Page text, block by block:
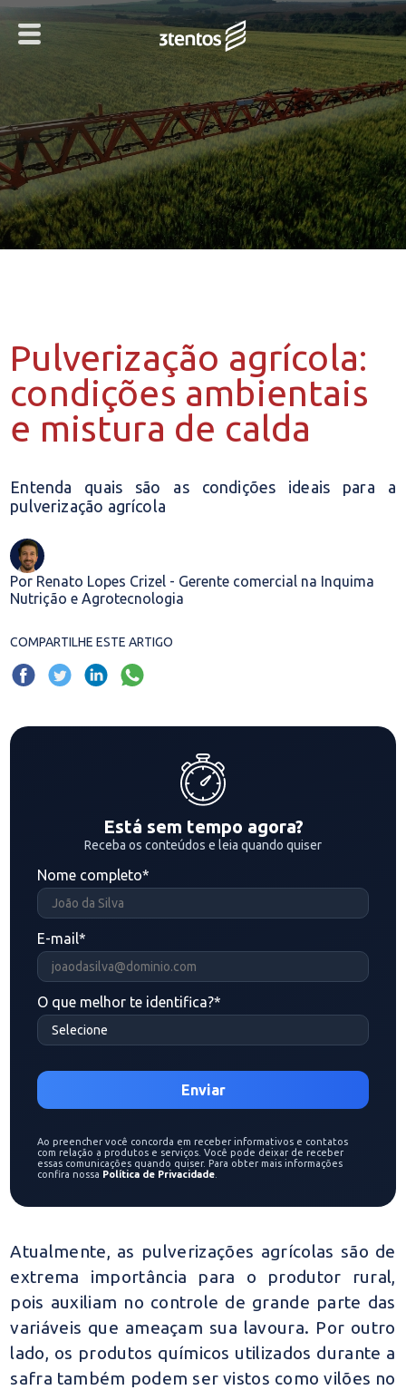
Pulverização agrícola:
condições ambientais
e mistura de calda
Entenda quais são as condições ideais para a
pulverização agrícola
Por Renato Lopes Crizel - Gerente comercial na Inquima
Nutrição e Agrotecnologia
COMPARTILHE ESTE ARTIGO
Está sem tempo agora?
Receba os conteúdos e leia quando quiser
Nome completo*
E-mail*
O que melhor te identifica?*
Ao preencher você concorda em receber informativos e contatos
com relação a produtos e serviços. Você pode deixar de receber
essas comunicações quando quiser. Para obter mais informações
confira nossa Política de Privacidade
Atualmente, as pulverizações agrícolas são de
extrema importância para o produtor rural,
pois auxiliam no controle de grande parte das
variáveis que ameaçam sua lavoura. Por outro
lado, os produtos químicos utilizados durante a
safra também podem ser vistos como vilões no